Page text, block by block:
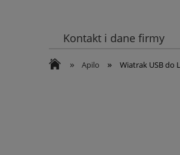
Kontakt i dane firmy
» Apilo » Wiatrak USB do